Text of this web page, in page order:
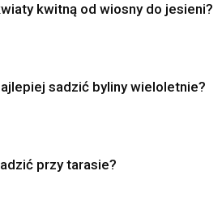
kwitną od wiosny do jesieni?
sadzić byliny wieloletnie?
przy tarasie?